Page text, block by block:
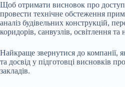
Щоб отримати висновок про
провести технічне обстеження
аналіз будівельних конструкцій,
коридорів, санвузлів, освітлення та
Найкраще звернутися до компанії,
та досвід у підготовці висновків
закладів.